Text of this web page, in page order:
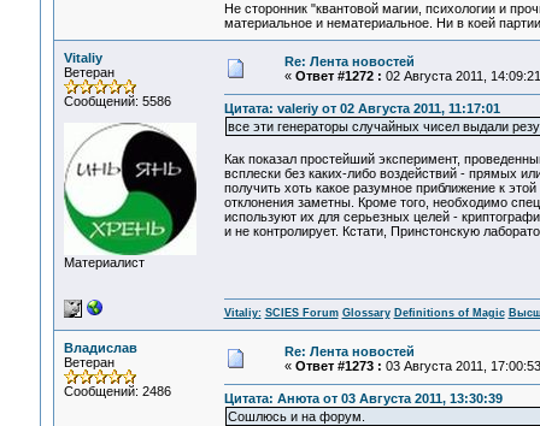
Не сторонник "квантовой магии, психологии и
материальное и нематериальное. Ни в коей
Vitaliy
Ветеран
Сообщений: 5586
Материалист
Re: Лента новостей
« Ответ #1272 : 02 Августа 2011,
Цитата: valeriy от 02 Августа 2011, 11:17:01
все эти генераторы случайных чисел выдали
Как показал простейший эксперимент,
всплески без каких-либо воздействий - прямых
получить хоть какое разумное приближение к
отклонения заметны. Кроме того, необходимо
используют их для серьезных целей -
и не контролирует. Кстати, Принстонскую
Vitaliy: SCIES Forum Glossary Definitions of Magic
Владислав
Ветеран
Сообщений: 2486
Re: Лента новостей
« Ответ #1273 : 03 Августа 2011,
Цитата: Анюта от 03 Августа 2011, 13:30:39
Сошлюсь и на форум.